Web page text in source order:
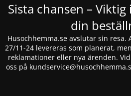
Sista chansen –
din
Husochhemma.se avslutar sin
27/11-24 levereras som planerat,
reklamationer eller nya ärenden.
oss på